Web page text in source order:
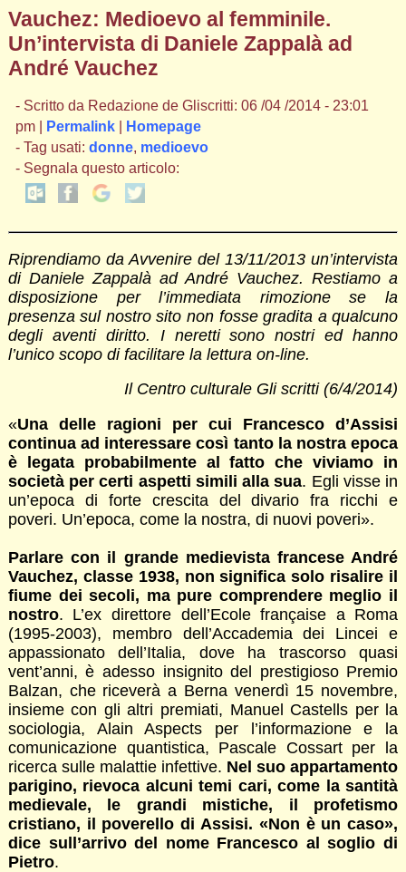
Vauchez: Medioevo al femminile.
Un’intervista di Daniele Zappalà ad
André Vauchez
- Scritto da Redazione de Gliscritti: 06 /04 /2014 - 23:01
pm |
Permalink|
Homepage
- Tag usati: donne, medioevo
- Segnala questo articolo:
Riprendiamo da Avvenire del 13/11/2013 un’intervista
di Daniele Zappalà ad André Vauchez. Restiamo a
disposizione per l’immediata rimozione se la
presenza sul nostro sito non fosse gradita a qualcuno
degli aventi diritto. I neretti sono nostri ed hanno
l’unico scopo di facilitare la lettura on-line.
Il Centro culturale Gli scritti (6/4/2014)
«Una delle ragioni per cui Francesco d’Assisi
continua ad interessare così tanto la nostra epoca
è legata probabilmente al fatto che viviamo in
società per certi aspetti simili alla sua. Egli visse in
un’epoca di forte crescita del divario fra ricchi e
poveri. Un’epoca, come la nostra, di nuovi poveri».
Parlare con il grande medievista francese André
Vauchez, classe 1938, non significa solo risalire il
fiume dei secoli, ma pure comprendere meglio il
nostro. L’ex direttore dell’Ecole française a Roma
(1995-2003), membro dell’Accademia dei Lincei e
appassionato dell’Italia, dove ha trascorso quasi
vent’anni, è adesso insignito del prestigioso Premio
Balzan, che riceverà a Berna venerdì 15 novembre,
insieme con gli altri premiati, Manuel Castells per la
sociologia, Alain Aspects per l’informazione e la
comunicazione quantistica, Pascale Cossart per la
ricerca sulle malattie infettive. Nel suo appartamento
parigino, rievoca alcuni temi cari, come la santità
medievale, le grandi mistiche, il profetismo
cristiano, il poverello di Assisi. «Non è un caso»,
dice sull’arrivo del nome Francesco al soglio di
Pietro.